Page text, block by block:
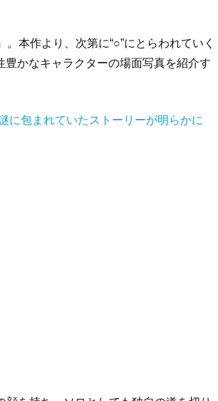
本作より、次第に“○”にとらわれていく
かなキャラクターの場面写真を紹介す
に包まれていたストーリーが明らかに